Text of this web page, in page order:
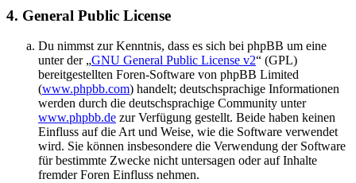
4. General Public License
Du nimmst zur Kenntnis, dass es sich bei phpBB um eine
unter der „GNU General Public License v2“ (GPL)
bereitgestellten Foren-Software von phpBB Limited
(www.phpbb.com) handelt; deutschsprachige Informationen
werden durch die deutschsprachige Community unter
www.phpbb.de zur Verfügung gestellt. Beide haben keinen
Einfluss auf die Art und Weise, wie die Software verwendet
wird. Sie können insbesondere die Verwendung der Software
für bestimmte Zwecke nicht untersagen oder auf Inhalte
fremder Foren Einfluss nehmen.